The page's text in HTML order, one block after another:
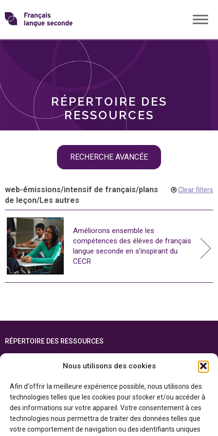
Nous utilisons des cookies
Afin d'offrir la meilleure expérience possible, nous utilisons des
technologies telles que les cookies pour stocker et/ou accéder à
des informations sur votre appareil. Votre consentement à ces
technologies nous permettra de traiter des données telles que
votre comportement de navigation ou des identifiants uniques
Skip
toTransformons
langue
RÉPERTOIRE DES
RESSOURCES
RECHERCHE AVANCÉE
THÈMES
web-émissions/intensif de français/plans
de leçon/Les autres
Clear filters
Améliorons ensemble les
compétences des élèves de français
langue seconde en s’inspirant du
CECR
RÉPERTOIRE DES RESSOURCES
ENGLISH
Cette ressource est réalisée grâce au soutien financier du gouvernement de
l’Ontario et du gouvernement duCanada par l’entremise du ministère du
Patrimoine canadien